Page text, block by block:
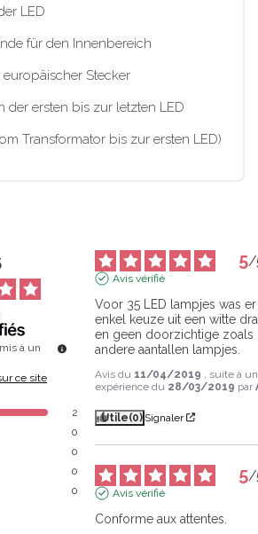
LED
für den Innenbereich
europäischer Stecker
der ersten bis zur letzten LED
Transformator bis zur ersten LED)
à un
ce site
2
0
0
0
0
5/
Avis vérifié
Voor 35 LED lampjes was er
enkel keuze uit een witte
en geen doorzichtige zoals
andere aantallen lampjes.
Avis du 11/04/2019
, suite à
expérience du 28/03/2019 par
Utile(0) Signaler
5/
Avis vérifié
Conforme aux attentes.